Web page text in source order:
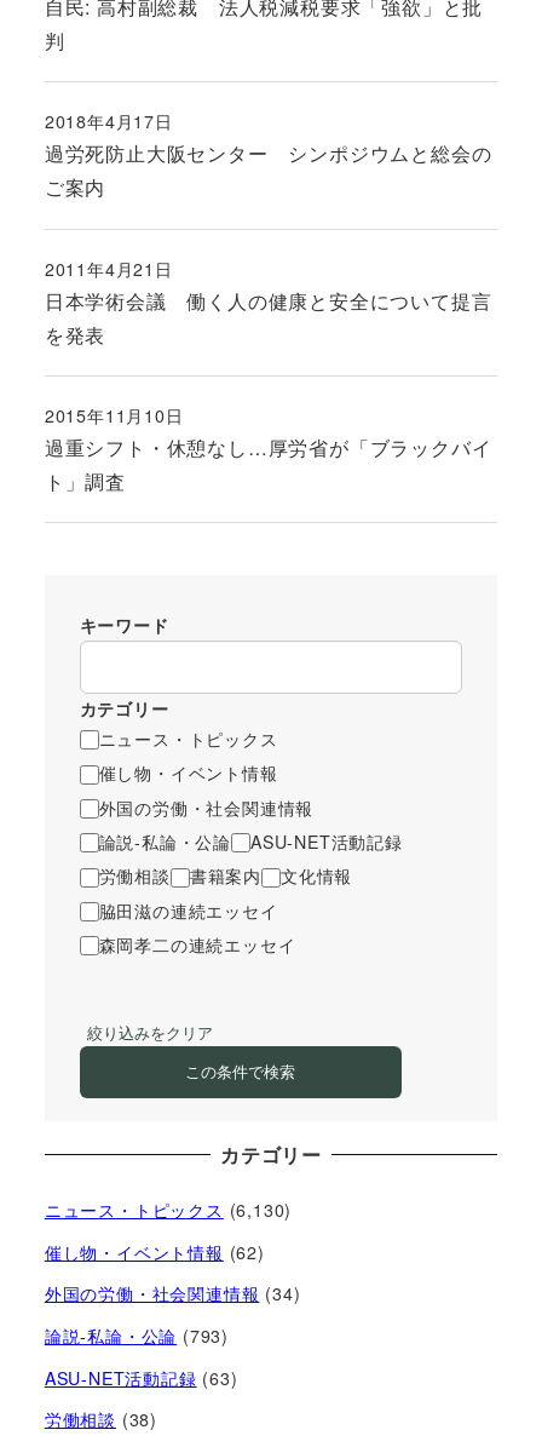
自民: 高村副総裁 法人税減税要求「強欲」と批
判
過労死防止大阪センター シンポジウムと総会の
ご案内
投稿日
2018年4月17日
日本学術会議 働く人の健康と安全について提言
を発表
投稿日
2011年4月21日
過重シフト・休憩なし…厚労省が「ブラックバイ
ト」調査
投稿日
2015年11月10日
キーワード
カテゴリー
ニュース・トピックス
催し物・イベント情報
外国の労働・社会関連情報
論説-私論・公論
ASU-NET活動記録
労働相談
書籍案内
文化情報
脇田滋の連続エッセイ
森岡孝二の連続エッセイ
絞り込みをクリア
この条件で検索
カテゴリー
ニュース・トピックス (6,130)
催し物・イベント情報 (62)
外国の労働・社会関連情報 (34)
論説-私論・公論 (793)
ASU-NET活動記録 (63)
労働相談 (38)